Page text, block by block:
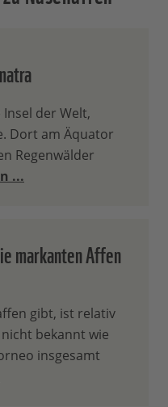
der Welt,
Dort am Äquator
Regenwälder
...
markanten Affen
gibt, ist relativ
bekannt wie
insgesamt